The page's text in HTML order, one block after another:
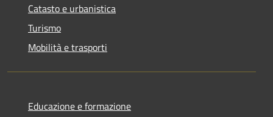
Catasto e urbanistica
Turismo
Mobilità e trasporti
Educazione e formazione